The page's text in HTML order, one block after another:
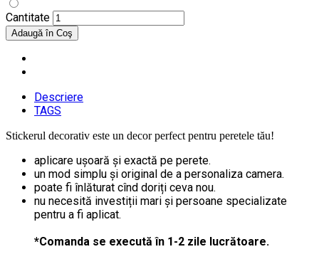
Cantitate
Descriere
TAGS
Stickerul decorativ este un decor perfect pentru peretele tău!
aplicare ușoară și exactă pe perete.
un mod simplu și original de a personaliza camera.
poate fi înlăturat cînd doriți ceva nou.
nu necesită investiții mari și persoane specializate
pentru a fi aplicat.
*Comanda se execută în 1-2 zile lucrătoare.